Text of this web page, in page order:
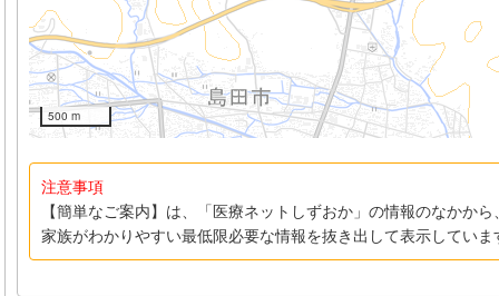
500 m
注意事項
【簡単なご案内】は、「医療ネットしずおか」の情報のなかか
家族がわかりやすい最低限必要な情報を抜き出して表示していま